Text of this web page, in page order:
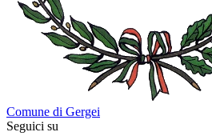
Comune di Gergei
Seguici su